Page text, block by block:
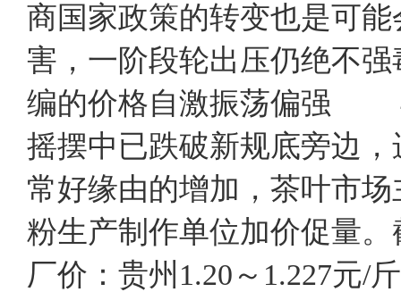
商国家政策的转变也是可
害，一阶段轮出压仍绝
编的价格自激振荡偏强 4
摇摆中已跌破新规底旁边
常好缘由的增加，茶叶市
粉生产制作单位加价促量
厂价：贵州1.20～1.227元/